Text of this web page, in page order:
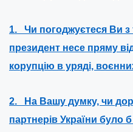
1. Чи погоджуєтеся Ви
президент несе пряму
корупцію в уряді,
2. На Вашу думку, чи
партнерів України було